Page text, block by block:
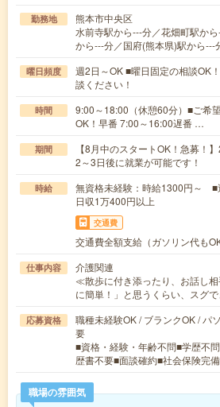
勤務地
熊本市中央区
水前寺駅から---分／花畑町駅か
から---分／国府(熊本県)駅から---
曜日頻度
週2日～OK ■曜日固定の相談OK
談ください！
時間
9:00～18:00（休憩60分）■ご希
OK！早番 7:00～16:00遅番 …
期間
【8月中のスタートOK！急募！
2～3日後に就業が可能です！
時給
無資格未経験：時給1300円～
日収1万400円以上
交通費
交通費全額支給（ガソリン代もOK
仕事内容
介護関連
≪散歩に付き添ったり、お話し
に簡単！」と思うくらい、スグ
応募資格
職種未経験OK / ブランクOK / パ
要
■資格・経験・年齢不問■学歴不
歴書不要■面談確約■社会保険完
職場の雰囲気